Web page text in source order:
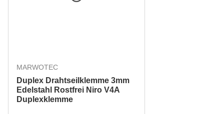
MARWOTEC
Duplex Drahtseilklemme 3mm
Edelstahl Rostfrei Niro V4A
Duplexklemme